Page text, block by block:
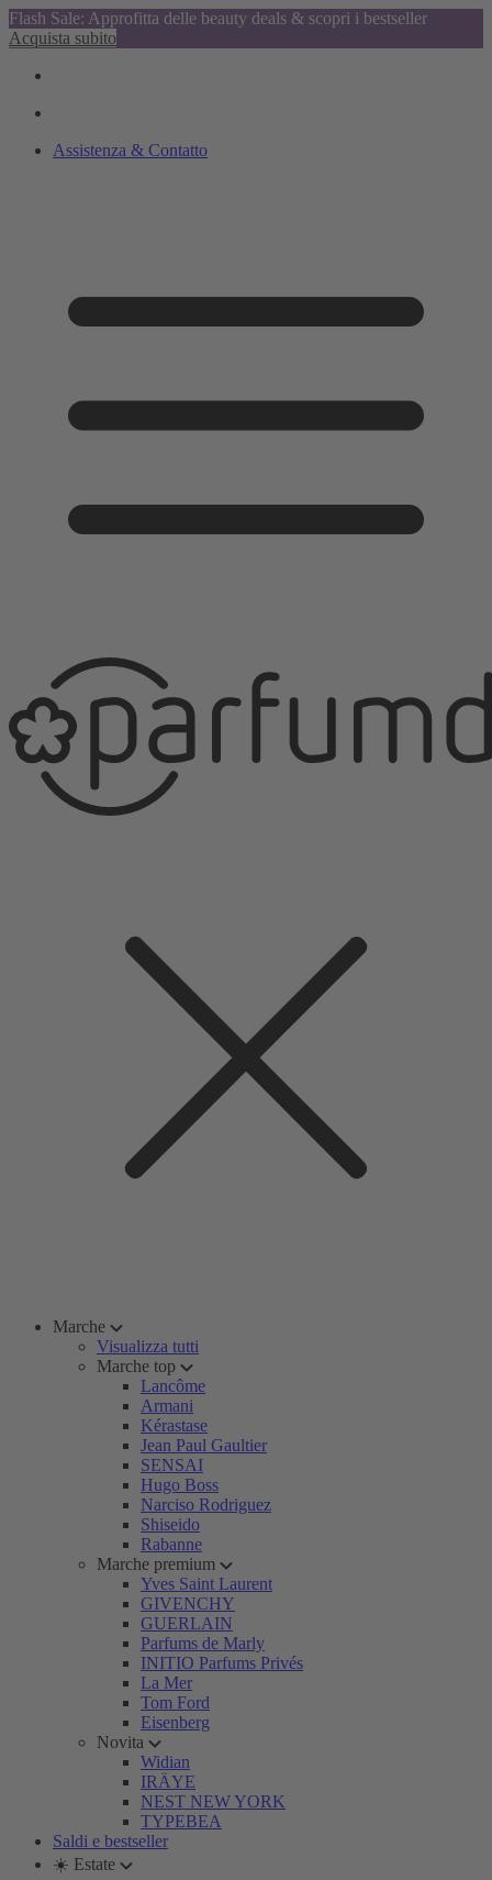
Flash Sale: Approfitta delle beauty deals & scopri i bestseller
Acquista subito
Assistenza & Contatto
Marche
Visualizza tutti
Marche top
Lancôme
Armani
Kérastase
Jean Paul Gaultier
SENSAI
Hugo Boss
Narciso Rodriguez
Shiseido
Rabanne
Marche premium
Yves Saint Laurent
GIVENCHY
GUERLAIN
Parfums de Marly
INITIO Parfums Privés
La Mer
Tom Ford
Eisenberg
Novita
Widian
IRÄYE
NEST NEW YORK
TYPEBEA
Saldi e bestseller
☀️ Estate